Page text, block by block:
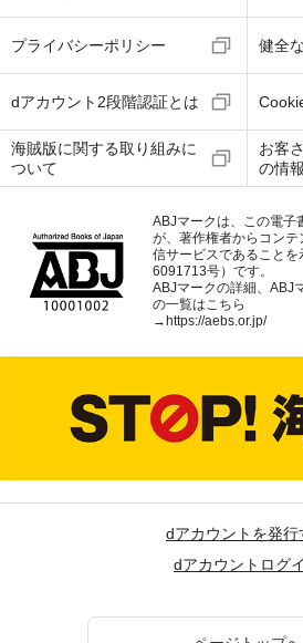
プライバシーポリシー 健全
dアカウント2段階認証とは
海賊版に関する取り組みに
ついて
お客
の情
ABJマークは、この電子
が、著作権者からコン
信サービスであること
6091713号）です。
ABJマークの詳細、ABJ
の一覧はこちら
→ https://aebs.or.jp/
dアカウントを発行
dアカウントログ